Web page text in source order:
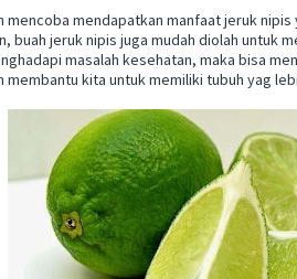
mencoba mendapatkan manfaat jeruk
buah jeruk nipis juga mudah diolah untuk
masalah kesehatan, maka bisa
membantu kita untuk memiliki tubuh yag